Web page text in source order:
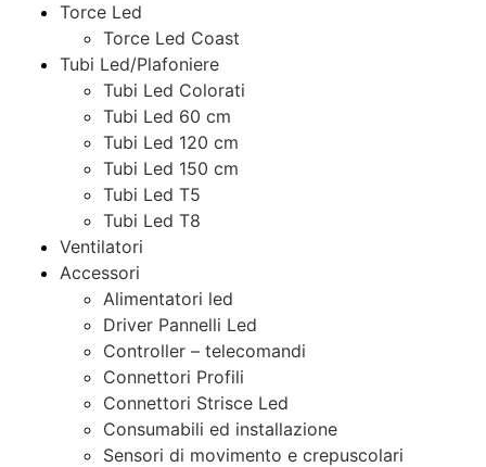
Torce Led
Torce Led Coast
Tubi Led/Plafoniere
Tubi Led Colorati
Tubi Led 60 cm
Tubi Led 120 cm
Tubi Led 150 cm
Tubi Led T5
Tubi Led T8
Ventilatori
Accessori
Alimentatori led
Driver Pannelli Led
Controller – telecomandi
Connettori Profili
Connettori Strisce Led
Consumabili ed installazione
Sensori di movimento e crepuscolari